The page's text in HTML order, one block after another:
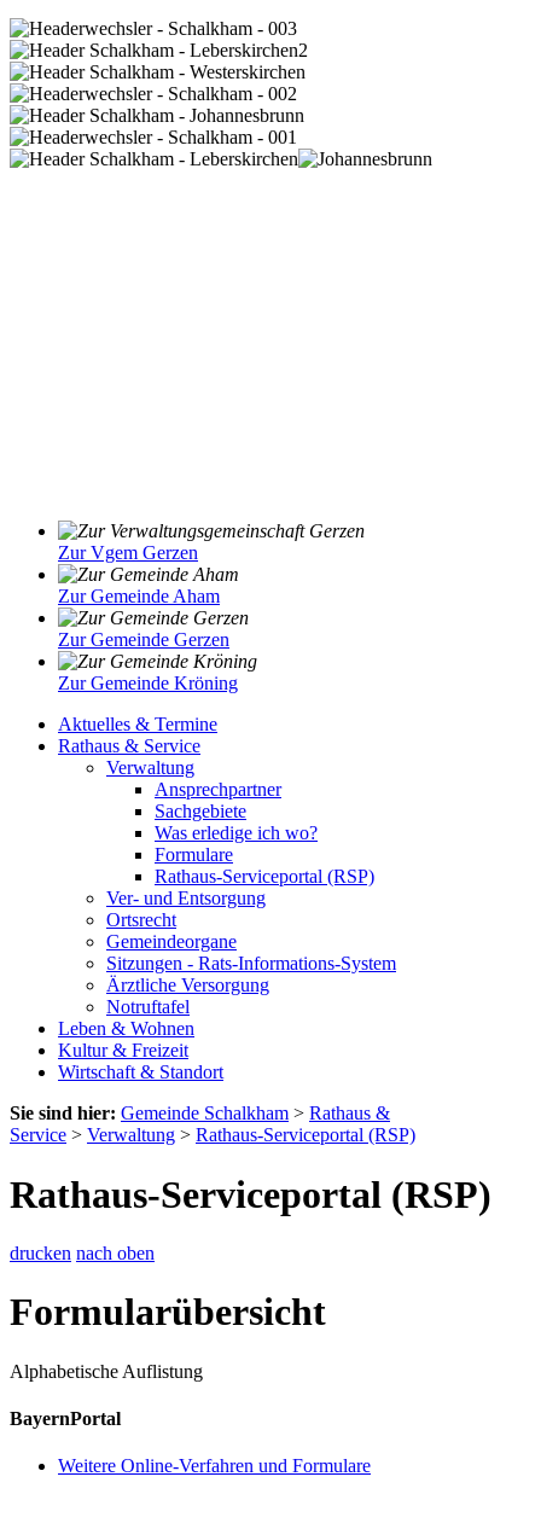
Zur Vgem Gerzen
Zur Gemeinde Aham
Zur Gemeinde Gerzen
Zur Gemeinde Kröning
Aktuelles & Termine
Rathaus & Service
Verwaltung
Ansprechpartner
Sachgebiete
Was erledige ich wo?
Formulare
Rathaus-Serviceportal (RSP)
Ver- und Entsorgung
Ortsrecht
Gemeindeorgane
Sitzungen - Rats-Informations-System
Ärztliche Versorgung
Notruftafel
Leben & Wohnen
Kultur & Freizeit
Wirtschaft & Standort
Sie sind hier: Gemeinde Schalkham > Rathaus &
Service > Verwaltung > Rathaus-Serviceportal (RSP)
Rathaus-Serviceportal (RSP)
drucken nach oben
Formularübersicht
Alphabetische Auflistung
BayernPortal
Weitere Online-Verfahren und Formulare